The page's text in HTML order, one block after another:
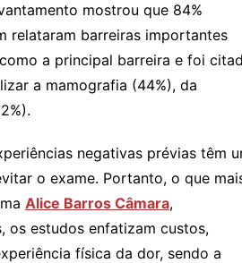
mostrou que 84%
relataram barreiras importantes
a principal barreira e foi
a mamografia (44%), da
negativas prévias têm
o exame. Portanto, o que
Alice Barros Câmara,
os estudos enfatizam custos,
física da dor, sendo a